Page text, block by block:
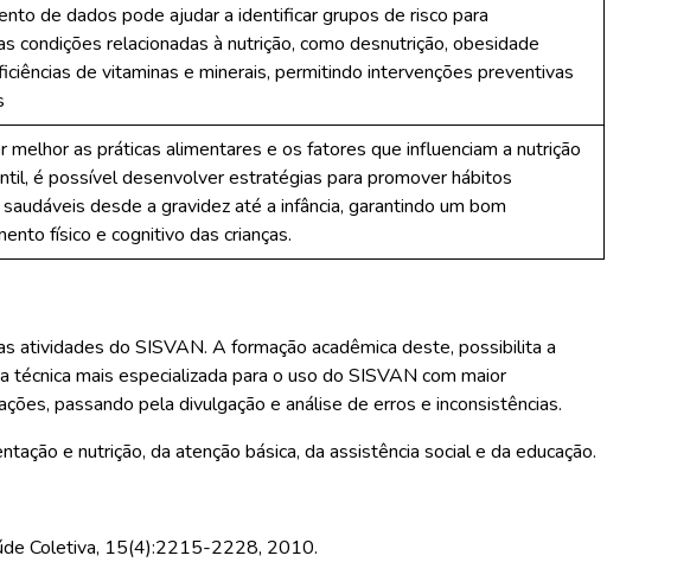
de dados pode ajudar a identificar grupos de risco para
condições relacionadas à nutrição, como desnutrição, obesidade
de vitaminas e minerais, permitindo intervenções preventivas
melhor as práticas alimentares e os fatores que influenciam a nutrição
é possível desenvolver estratégias para promover hábitos
desde a gravidez até a infância, garantindo um bom
físico e cognitivo das crianças.
atividades do SISVAN. A formação acadêmica deste, possibilita a
mais especializada para o uso do SISVAN com maior
passando pela divulgação e análise de erros e inconsistências.
e nutrição, da atenção básica, da assistência social e da educação.
Coletiva, 15(4):2215-2228, 2010.